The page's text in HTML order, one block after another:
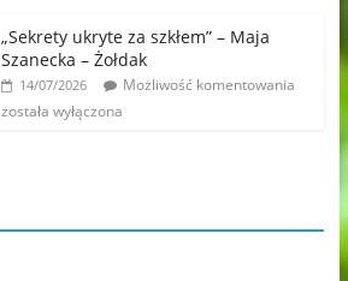
„Sekrety ukryte za szkłem” – Maja
Szanecka – Żołdak
14/07/2026
Możliwość komentowania
została wyłączona